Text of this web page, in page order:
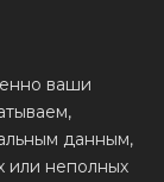
ваши
данным,
или неполных